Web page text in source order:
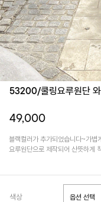
53200/쿨링요루원단
49,000
블랙컬러가 추가되었습니다~가볍
요루원단으로 제작되어 산뜻하게
색상